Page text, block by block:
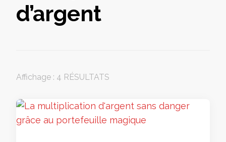
d’argent
Affichage : 4 RÉSULTATS